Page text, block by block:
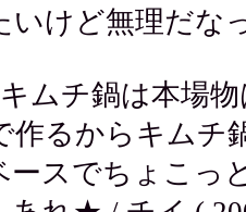
いけど無理だな
ムチ鍋は本場物
作るからキムチ
ースでちょこっ